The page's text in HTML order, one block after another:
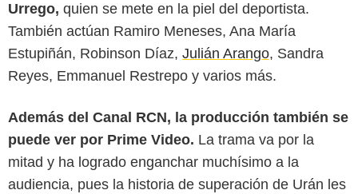
Urrego, quien se mete en la piel del deportista.
También actúan Ramiro Meneses, Ana María
Estupiñán, Robinson Díaz, Julián Arango, Sandra
Reyes, Emmanuel Restrepo y varios más.
Además del Canal RCN, la producción también se
puede ver por Prime Video. La trama va por la
mitad y ha logrado enganchar muchísimo a la
audiencia, pues la historia de superación de Urán les